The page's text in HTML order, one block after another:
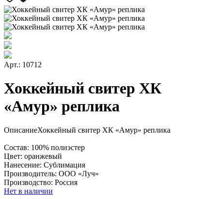
Арт.: 10712
Хоккейный свитер ХК
«Амур» реплика
ОписаниеХоккейный свитер ХК «Амур» реплика
Состав: 100% полиэстер
Цвет: оранжевый
Нанесение: Сублимация
Производитель: ООО «Луч»
Производство: Россия
Нет в наличии